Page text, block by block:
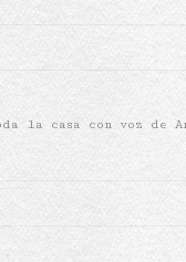
la casa con voz de